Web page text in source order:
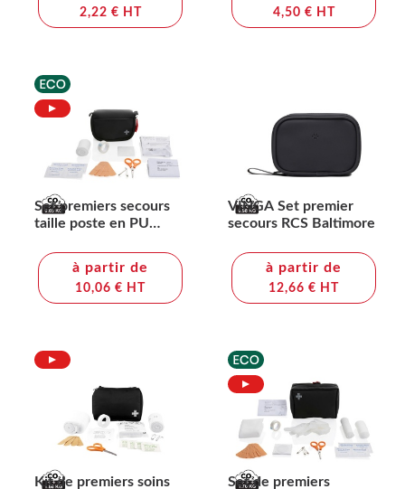
2,22 € HT 4,50 € HT
Set premiers secours
taille poste en PU
à partir de
10,06 € HT
VINGA Set premier
secours RCS Baltimore
à partir de
12,66 € HT
Kit de premiers soins
Set de premiers